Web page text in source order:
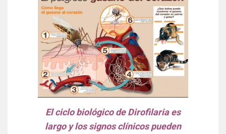
El ciclo biológico de Dirofilaria es
largo y los signos clínicos pueden